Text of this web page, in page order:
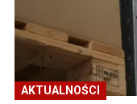
AKTUALNOŚCI